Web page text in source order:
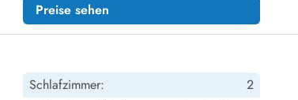
Preise sehen
Schlafzimmer:
2